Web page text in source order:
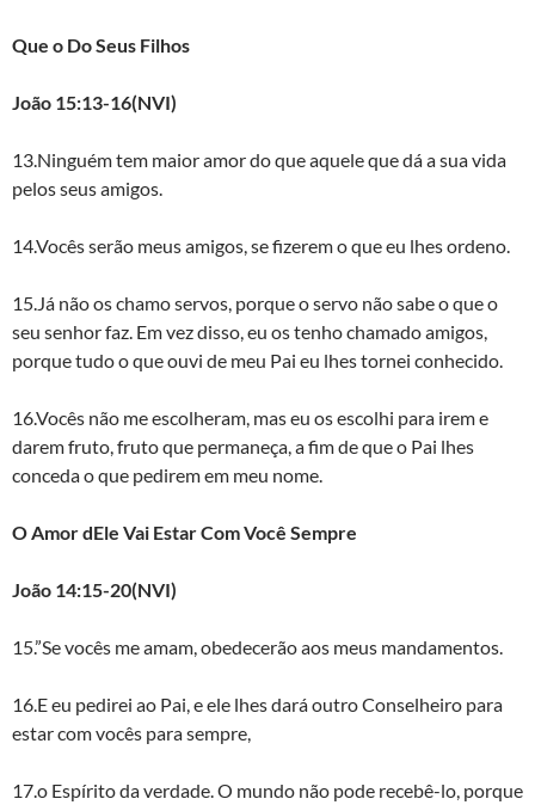
Que o Do Seus Filhos
João 15:13-16(NVI)
13.Ninguém tem maior amor do que aquele que dá a sua vida
pelos seus amigos.
14.Vocês serão meus amigos, se fizerem o que eu lhes ordeno.
15.Já não os chamo servos, porque o servo não sabe o que o
seu senhor faz. Em vez disso, eu os tenho chamado amigos,
porque tudo o que ouvi de meu Pai eu lhes tornei conhecido.
16.Vocês não me escolheram, mas eu os escolhi para irem e
darem fruto, fruto que permaneça, a fim de que o Pai lhes
conceda o que pedirem em meu nome.
O Amor dEle Vai Estar Com Você Sempre
João 14:15-20(NVI)
15.”Se vocês me amam, obedecerão aos meus mandamentos.
16.E eu pedirei ao Pai, e ele lhes dará outro Conselheiro para
estar com vocês para sempre,
17.o Espírito da verdade. O mundo não pode recebê-lo, porque